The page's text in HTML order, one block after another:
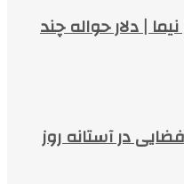
| دلار حواله چند
در آستانه روز